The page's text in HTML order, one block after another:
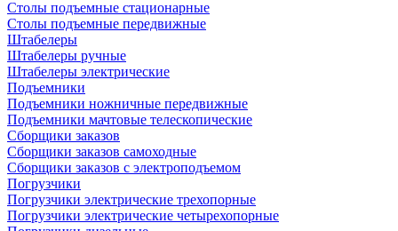
Столы подъемные стационарные
Столы подъемные передвижные
Штабелеры
Штабелеры ручные
Штабелеры электрические
Подъемники
Подъемники ножничные передвижные
Подъемники мачтовые телескопические
Сборщики заказов
Сборщики заказов самоходные
Сборщики заказов с электроподъемом
Погрузчики
Погрузчики электрические трехопорные
Погрузчики электрические четырехопорные